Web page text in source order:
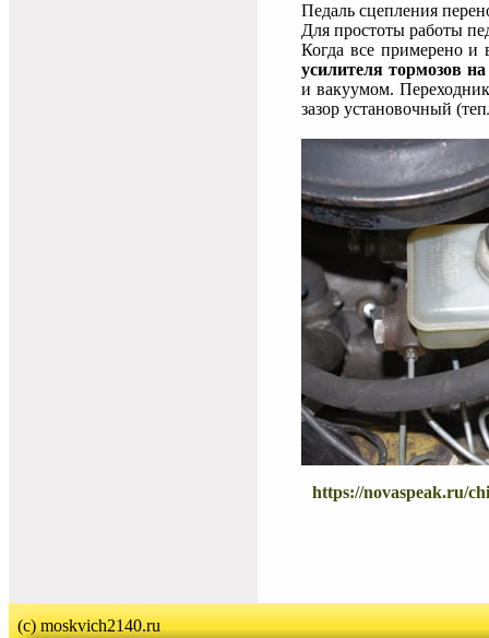
Педаль сцепления
Для простоты работы
Когда все примерено и
усилителя тормозов
и вакуумом.
зазор установочный
https://novaspeak.ru/
(c) moskvich2140.ru